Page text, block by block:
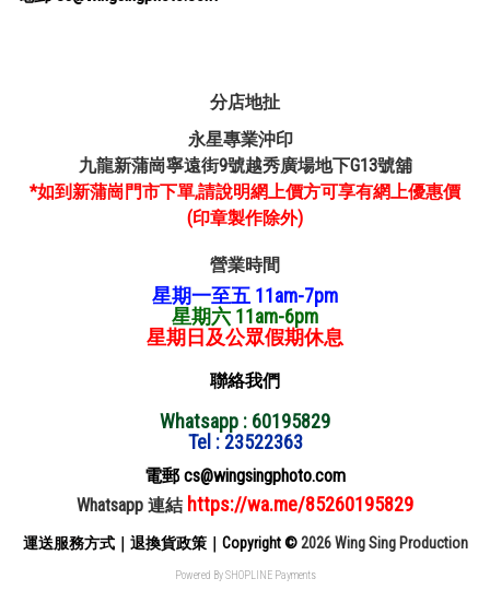
分店地扯
永星專業沖印
九龍新蒲崗寧遠街9號越秀廣場地下G13號舖
*如到新蒲崗門市下單,請說明網上價方可享有網上優惠價
(印章製作除外)
營業時間
星期一至五 11am-7pm
星期六 11am-6pm
星期日及公眾假期休息
聯絡我們
Whatsapp : 60195829
Tel : 23522363
電郵 cs@wingsingphoto.com
Whatsapp 連結 https://wa.me/85260195829
運送服務方式｜ 退換貨政策｜ Copyright ©2026 Wing Sing Production
Powered BySHOPLINE Payments